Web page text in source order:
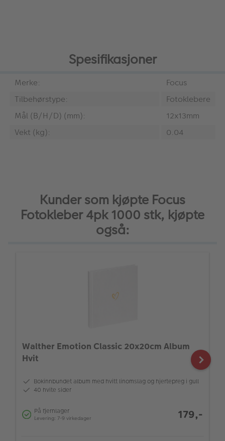
Spesifikasjoner
Merke:
Focus
Tilbehørstype:
Fotoklebere
Mål (B/H/D) (mm):
12x13mm
Vekt (kg):
0.04
Kunder som kjøpte Focus
Fotokleber 4pk 1000 stk, kjøpte
også:
Walther Emotion Classic 20x20cm Album
Hvit
Bokinnbundet album med hvitt linomslag og hjertepreg i gull
40 hvite sider
På fjernlager
Levering: 7-9 virkedager 179,-